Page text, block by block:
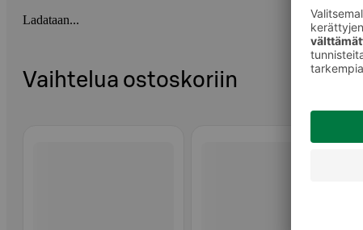
Ladataan...
Vaihtelua ostoskoriin